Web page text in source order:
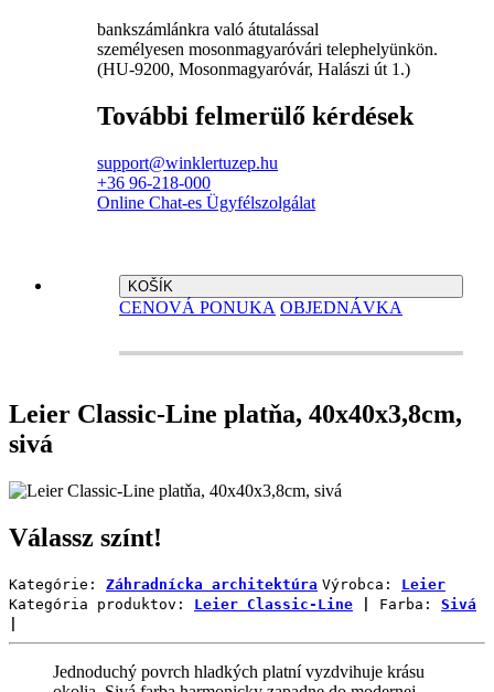
bankszámlánkra való átutalással
személyesen mosonmagyaróvári telephelyünkön.
(HU-9200, Mosonmagyaróvár, Halászi út 1.)
További felmerülő kérdések
support@winklertuzep.hu
+36 96-218-000
Online Chat-es Ügyfélszolgálat
KOŠÍK
CENOVÁ PONUKA OBJEDNÁVKA
Leier Classic-Line platňa, 40x40x3,8cm,
sivá
Válassz színt!
Kategórie: Záhradnícka architektúra Výrobca: Leier
Kategória produktov: Leier Classic-Line Farba: Sivá
Jednoduchý povrch hladkých platní vyzdvihuje krásu